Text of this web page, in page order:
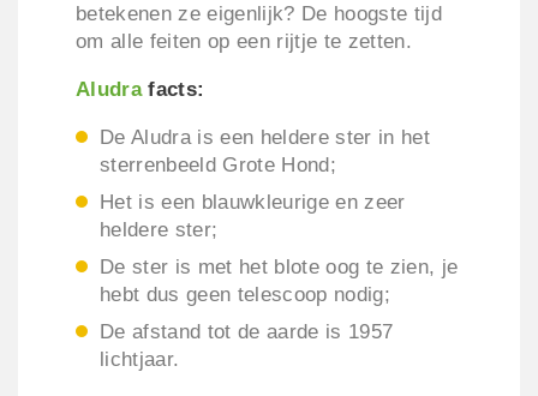
betekenen ze eigenlijk? De hoogste tijd
om alle feiten op een rijtje te zetten.
Aludrafacts:
De Aludra is een heldere ster in het
sterrenbeeld Grote Hond;
Het is een blauwkleurige en zeer
heldere ster;
De ster is met het blote oog te zien, je
hebt dus geen telescoop nodig;
De afstand tot de aarde is 1957
lichtjaar.